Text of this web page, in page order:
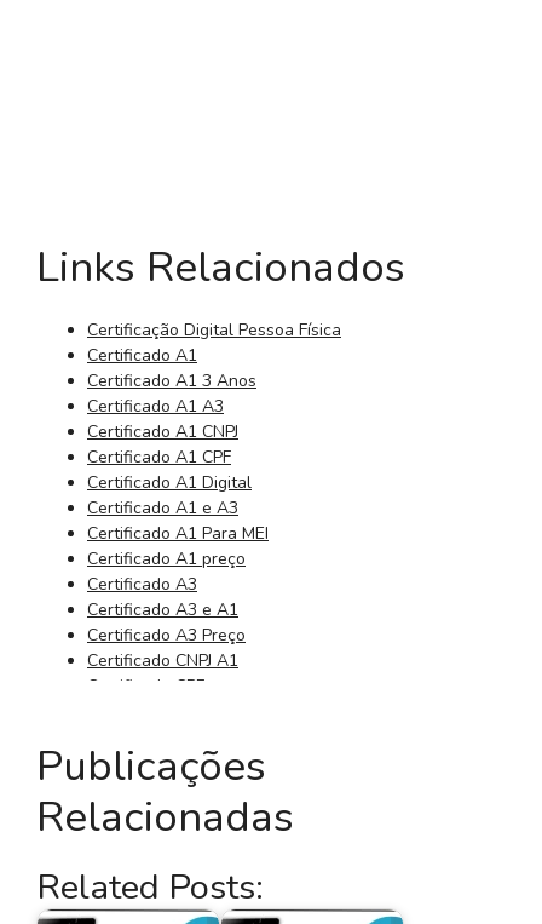
Links Relacionados
Certificação Digital Pessoa Física
Certificado A1
Certificado A1 3 Anos
Certificado A1 A3
Certificado A1 CNPJ
Certificado A1 CPF
Certificado A1 Digital
Certificado A1 e A3
Certificado A1 Para MEI
Certificado A1 preço
Certificado A3
Certificado A3 e A1
Certificado A3 Preço
Certificado CNPJ A1
Certificado CPF
Certificado Digital 3 Anos
Certificado Digital 3 Meses
Certificado Digital A Distância
Certificado Digital A1
Certificado Digital A1 Barato
Certificado digital a1 cnpj
Publicações
Relacionadas
Related Posts: